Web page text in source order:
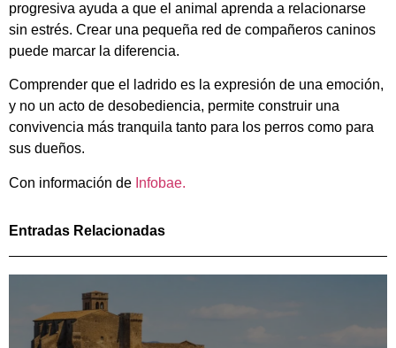
progresiva ayuda a que el animal aprenda a relacionarse
sin estrés. Crear una pequeña red de compañeros caninos
puede marcar la diferencia.
Comprender que el ladrido es la expresión de una emoción,
y no un acto de desobediencia, permite construir una
convivencia más tranquila tanto para los perros como para
sus dueños.
Con información de Infobae.
Entradas Relacionadas